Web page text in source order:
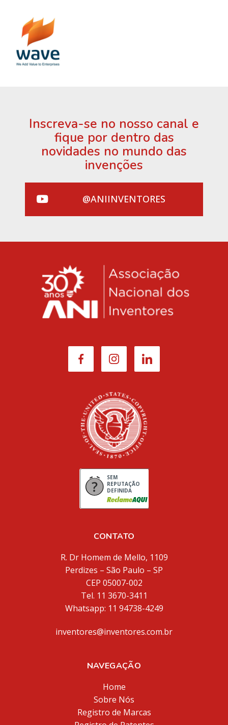
Inscreva-se no nosso canal e
fique por dentro das
novidades no mundo das
invenções
@ANIINVENTORES
SEM
REPUTAÇÃO
DEFINIDA
CONTATO
R. Dr Homem de Mello, 1109
Perdizes – São Paulo – SP
CEP 05007-002
Tel. 11 3670-3411
Whatsapp: 11 94738-4249
inventores@inventores.com.br
NAVEGAÇÃO
Home
Sobre Nós
Registro de Marcas